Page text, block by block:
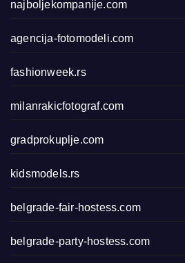
najboljekompanije.com
agencija-fotomodeli.com
fashionweek.rs
milanrakicfotograf.com
gradprokuplje.com
kidsmodels.rs
belgrade-fair-hostess.com
belgrade-party-hostess.com